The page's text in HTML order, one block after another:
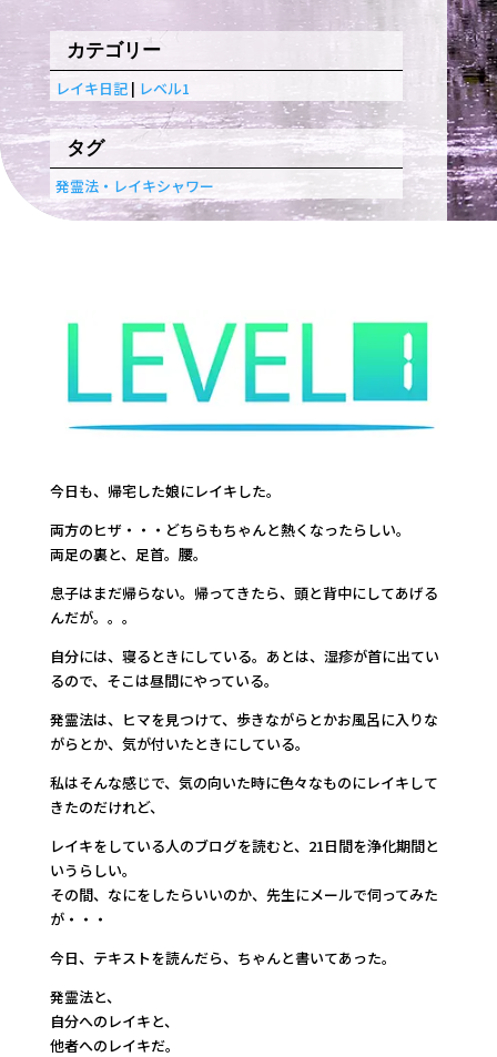
カテゴリー
レイキ日記| レベル1
タグ
発霊法・レイキシャワー
今日も、帰宅した娘にレイキした。
両方のヒザ・・・どちらもちゃんと熱くなったらしい。
両足の裏と、足首。腰。
息子はまだ帰らない。帰ってきたら、頭と背中にしてあげる
んだが。。。
自分には、寝るときにしている。あとは、湿疹が首に出てい
るので、そこは昼間にやっている。
発霊法は、ヒマを見つけて、歩きながらとかお風呂に入りな
がらとか、気が付いたときにしている。
私はそんな感じで、気の向いた時に色々なものにレイキして
きたのだけれど、
レイキをしている人のブログを読むと、21日間を浄化期間と
いうらしい。
その間、なにをしたらいいのか、先生にメールで伺ってみた
が・・・
今日、テキストを読んだら、ちゃんと書いてあった。
発霊法と、
自分へのレイキと、
他者へのレイキだ。